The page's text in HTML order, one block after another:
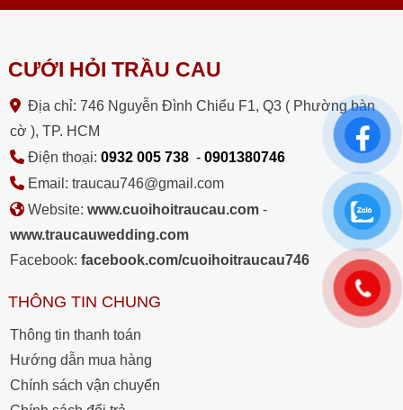
CƯỚI HỎI TRẦU CAU
Địa chỉ: 746 Nguyễn Đình Chiểu F1, Q3 ( Phường bàn
cờ ), TP. HCM
Điện thoại: 0932 005 738- 0901380746
Email: traucau746@gmail.com
Website: www.cuoihoitraucau.com -
www.traucauwedding.com
Facebook: facebook.com/cuoihoitraucau746
THÔNG TIN CHUNG
Thông tin thanh toán
Hướng dẫn mua hàng
Chính sách vận chuyển